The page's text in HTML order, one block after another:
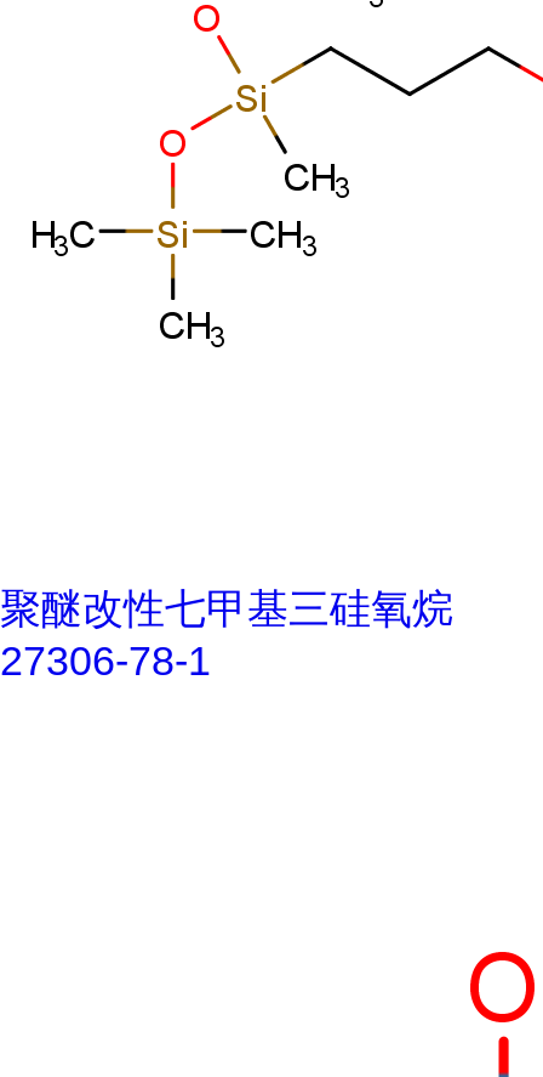
聚醚改性七甲基三硅氧烷
27306-78-1